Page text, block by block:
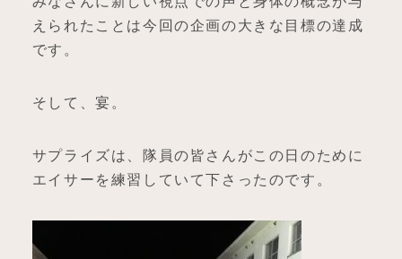
えられたことは今回の企画の大きな目標の達成
です。
そして、宴。
サプライズは、隊員の皆さんがこの日のために
エイサーを練習していて下さったのです。